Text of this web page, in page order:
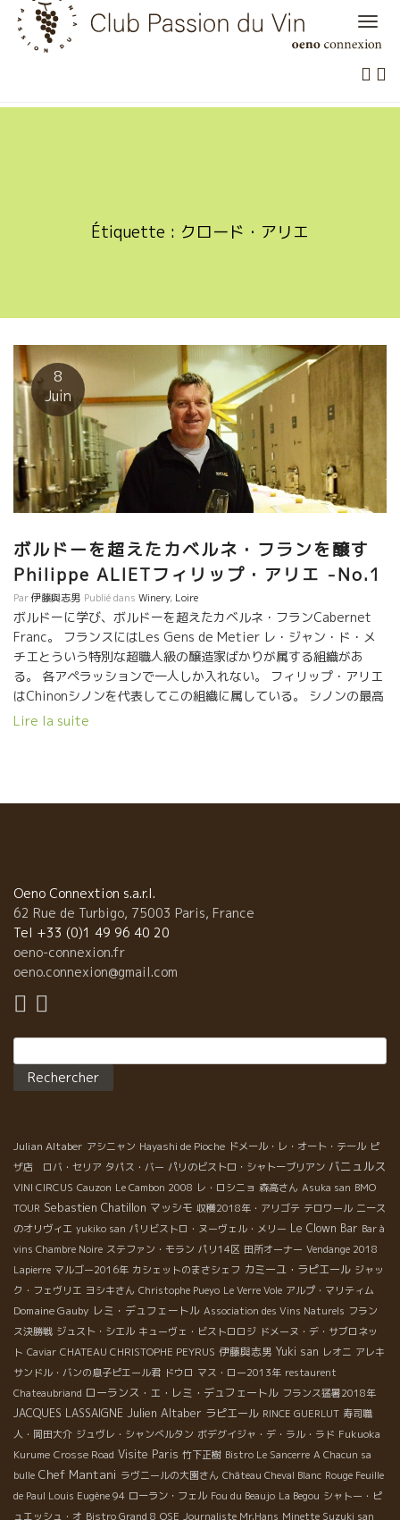
Skip
content
Étiquette : クロード・アリエ
8
Juin
ボルドーを超えたカベルネ・フランを醸す
Philippe ALIETフィリップ・アリエ -No.1
Par伊藤與志男 Publié dans Winery, Loire
ボルドーに学び、ボルドーを超えたカベルネ・フランCabernet
Franc。 フランスにはLes Gens de Metier レ・ジャン・ド・メ
チエとういう特別な超職人級の醸造家ばかりが属する組織があ
る。 各アペラッションで一人しか入れない。 フィリップ・アリエ
はChinonシノンを代表してこの組織に属している。 シノンの最高
レベルの醸造家であることは間違いない。殆どの星付きレストラ
てきた代表する醸造家と云ってよい。 フィリップを支えるのは、
トビッキリ明るく高笑いが得意の奥さんクロードがいる。 どちら
かというと、寡黙な性格のフィリップ。黙ってやるべきことを
黙々と遂行していくタイプ。 足して２で割ると丁度バランスがと
れる。 そして、フィリップの体力の衰えをカバーして、新たな
いカタチ進んでいる。素晴らしいことだ。将来が楽しみで、嬉し
Lire la suite
Oeno Connextion s.a.r.l.
62 Rue de Turbigo, 75003 Paris, France
Tel +33 (0)1 49 96 40 20
oeno-connexion.fr
oeno.connexion@gmail.com
Julian Altaber アシニャン Hayashi de Pioche ドメール・レ・オート・テール ピ
ザ店 ロバ・セリア タパス・バー パリのビストロ・シャトーブリアン バニュルス
VINI CIRCUS Cauzon Le Cambon 2008 レ・ロシニョ 森高さん Asuka san BMO
TOUR Sebastien Chatillon マッシモ 収穫2018年・アリゴテ テロワール ニース
のオリヴィエ yukiko san パリビストロ・ヌーヴェル・メリー Le Clown Bar Bar à
vins Chambre Noire ステファン・モラン パリ14区 田所オーナー Vendange 2018
Lapierre マルゴー2016年 カシェットのまさシェフ カミーユ・ラピエール ジャッ
ク・フェヴリエ ヨシキさん Christophe Pueyo Le Verre Vole アルプ・マリティム
Domaine Gauby レミ・デュフェートル Association des Vins Naturels フラン
ス決勝戦 ジュスト・シエル キューヴェ・ビストロロジ ドメーヌ・デ・サブロネッ
ト Caviar CHATEAU CHRISTOPHE PEYRUS 伊藤與志男 Yuki san レオニ アレキ
サンドル・バンの息子ピエール君 ドウロ マス・ロー2013年 restaurent
Chateaubriand ローランス・エ・レミ・デュフェートル フランス猛暑2018年
JACQUES LASSAIGNE Julien Altaber ラピエール RINCE GUERLUT 寿司職
人・岡田大介 ジュヴレ・シャンべルタン ボデグイジャ・デ・ラル・ラド Fukuoka
Kurume Crosse Road Visite Paris 竹下正樹 Bistro Le Sancerre A Chacun sa
bulle Chef Mantani ラヴニールの大園さん Château Cheval Blanc Rouge Feuille
de Paul Louis Eugène 94 ローラン・フェル Fou du Beaujo La Begou シャトー・ピ
ュエッシュ・オ Bistro Grand 8 OSE Journaliste Mr.Hans Minette Suzuki san